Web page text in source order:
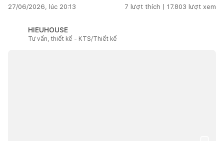
27/06/2026, lúc 20:13 7 lượt thích | 17.803 lượt xem
HIEUHOUSE
Tư vấn, thiết kế - KTS/Thiết kế